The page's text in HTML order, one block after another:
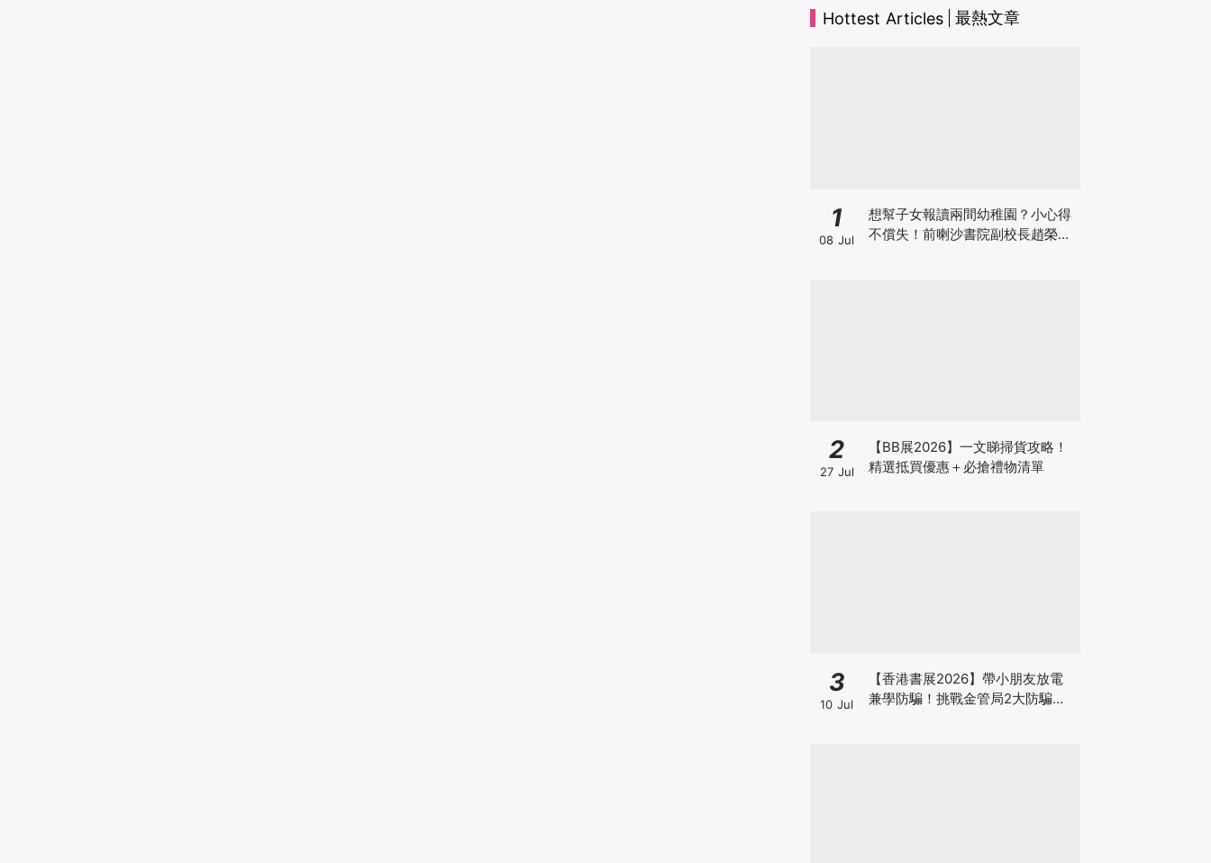
Hottest Articles 最熱文章
1
08 Jul
想幫子女報讀兩間幼稚園？小心得
不償失！前喇沙書院副校長趙榮
2
27 Jul
【BB展2026】一文睇掃貨攻略！
精選抵買優惠＋必搶禮物清單
3
10 Jul
【香港書展2026】帶小朋友放電
兼學防騙！挑戰金管局2大防騙遊